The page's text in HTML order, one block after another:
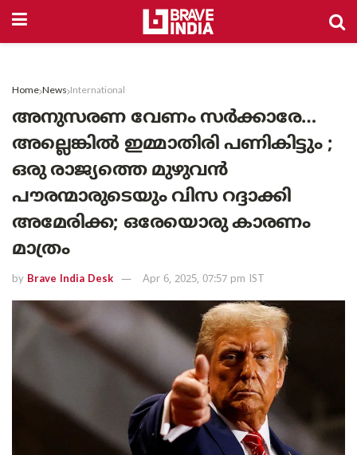
Home News International
അനുസരണ വേണം സർക്കാരേ…
അല്ലെങ്കിൽ ഇമ്മാതിരി പണികിട്ടും ;
ഒരു രാജ്യത്തെ മുഴുവൻ
പൗരന്മാരുടെയും വിസ റദ്ദാക്കി
അമേരിക്ക; ഒരേയൊരു കാരണം
മാത്രം
by Brave India Desk Apr 6, 2025, 07:57 pm IST